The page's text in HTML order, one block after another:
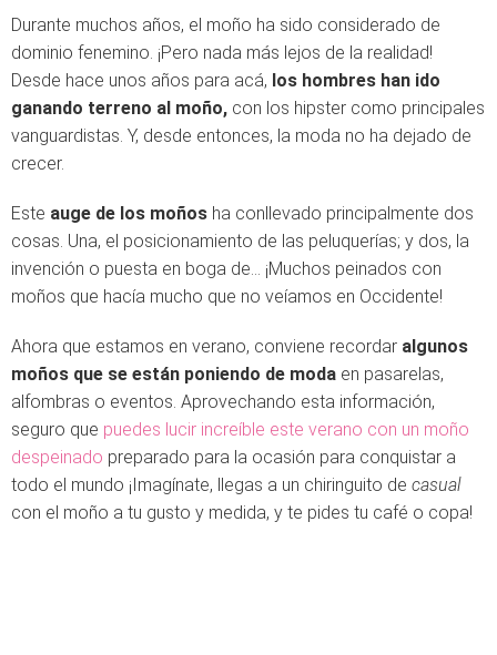
Durante muchos años, el moño ha sido considerado de
dominio fenemino. ¡Pero nada más lejos de la realidad!
Desde hace unos años para acá, los hombres han ido
ganando terreno al moño, con los hipster como principales
vanguardistas. Y, desde entonces, la moda no ha dejado de
crecer.
Este auge de los moños ha conllevado principalmente dos
cosas. Una, el posicionamiento de las peluquerías; y dos, la
invención o puesta en boga de... ¡Muchos peinados con
moños que hacía mucho que no veíamos en Occidente!
Ahora que estamos en verano, conviene recordar algunos
moños que se están poniendo de moda en pasarelas,
alfombras o eventos. Aprovechando esta información,
seguro que puedes lucir increíble este verano con un moño
despeinado preparado para la ocasión para conquistar a
todo el mundo ¡Imagínate, llegas a un chiringuito de casual
con el moño a tu gusto y medida, y te pides tu café o copa!